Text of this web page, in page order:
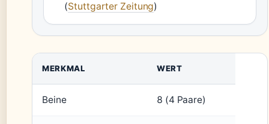
(Stuttgarter Zeitung)
MERKMAL WERT
Beine 8 (4 Paare)